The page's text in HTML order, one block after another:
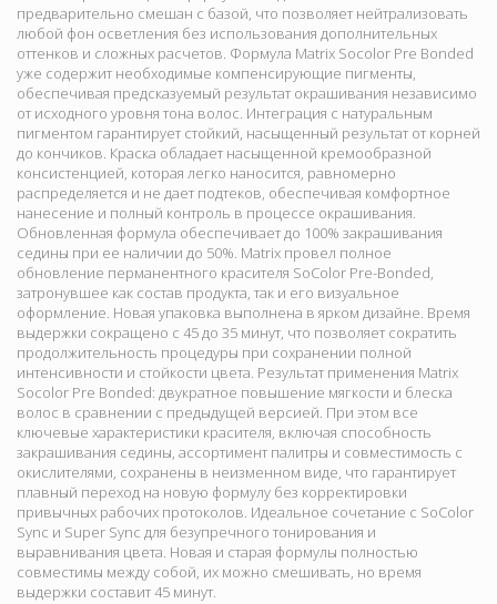
предварительно смешан с базой, что позволяет нейтрализовать
любой фон осветления без использования дополнительных
оттенков и сложных расчетов. Формула Matrix Socolor Pre Bonded
уже содержит необходимые компенсирующие пигменты,
обеспечивая предсказуемый результат окрашивания независимо
от исходного уровня тона волос. Интеграция с натуральным
пигментом гарантирует стойкий, насыщенный результат от корней
до кончиков. Краска обладает насыщенной кремообразной
консистенцией, которая легко наносится, равномерно
распределяется и не дает подтеков, обеспечивая комфортное
нанесение и полный контроль в процессе окрашивания.
Обновленная формула обеспечивает до 100% закрашивания
седины при ее наличии до 50%. Matrix провел полное
обновление перманентного красителя SoColor Pre-Bonded,
затронувшее как состав продукта, так и его визуальное
оформление. Новая упаковка выполнена в ярком дизайне. Время
выдержки сокращено с 45 до 35 минут, что позволяет сократить
продолжительность процедуры при сохранении полной
интенсивности и стойкости цвета. Результат применения Matrix
Socolor Pre Bonded: двукратное повышение мягкости и блеска
волос в сравнении с предыдущей версией. При этом все
ключевые характеристики красителя, включая способность
закрашивания седины, ассортимент палитры и совместимость с
окислителями, сохранены в неизменном виде, что гарантирует
плавный переход на новую формулу без корректировки
привычных рабочих протоколов. Идеальное сочетание с SoColor
Sync и Super Sync для безупречного тонирования и
выравнивания цвета. Новая и старая формулы полностью
совместимы между собой, их можно смешивать, но время
выдержки составит 45 минут.